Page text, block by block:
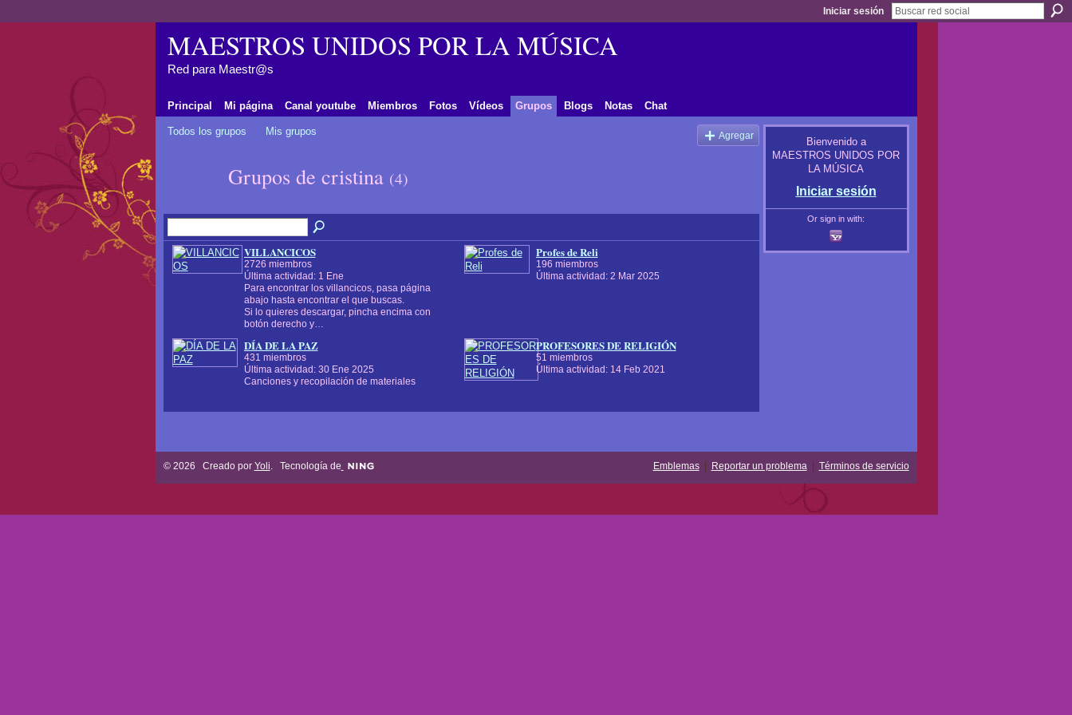
Iniciar sesión
MAESTROS UNIDOS POR LA MÚSICA
Red para Maestr@s
Principal Mi página Canal youtube Miembros Fotos Vídeos Grupos Blogs Notas Chat
Todos los grupos Mis grupos Agregar
Grupos de cristina (4)
VILLANCICOS
2726 miembros
Última actividad: 1 Ene
Para encontrar los villancicos, pasa página
abajo hasta encontrar el que buscas.
Si lo quieres descargar, pincha encima con
botón derecho y…
Profes de Reli
196 miembros
Última actividad: 2 Mar 2025
DÍA DE LA PAZ
431 miembros
Última actividad: 30 Ene 2025
Canciones y recopilación de materiales
PROFESORES DE RELIGIÓN
51 miembros
Última actividad: 14 Feb 2021
Bienvenido a
MAESTROS UNIDOS POR
LA MÚSICA
Iniciar sesión
Or sign in with:
© 2026 Creado por Yoli . Tecnología de Emblemas| Reportar un problema | Términos de servicio